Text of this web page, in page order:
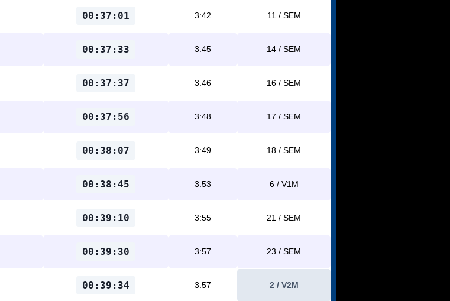
00:37:01 3:42 11 / SEM
00:37:33 3:45 14 / SEM
00:37:37 3:46 16 / SEM
00:37:56 3:48 17 / SEM
00:38:07 3:49 18 / SEM
00:38:45 3:53 6 / V1M
00:39:10 3:55 21 / SEM
00:39:30 3:57 23 / SEM
00:39:34 3:57 2 / V2M